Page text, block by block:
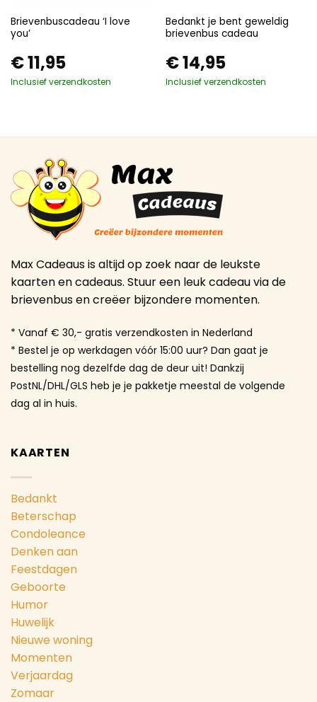
Brievenbuscadeau ‘I love
you’
€11,95
Inclusief verzendkosten
Bedankt je bent geweldig
brievenbus cadeau
€14,95
Inclusief verzendkosten
Max Cadeaus is altijd op zoek naar de leukste
kaarten en cadeaus. Stuur een leuk cadeau via de
brievenbus en creëer bijzondere momenten.
* Vanaf € 30,- gratis verzendkosten in Nederland
* Bestel je op werkdagen vóór 15:00 uur? Dan gaat je
bestelling nog dezelfde dag de deur uit! Dankzij
PostNL/DHL/GLS heb je je pakketje meestal de volgende
dag al in huis.
KAARTEN
Bedankt
Beterschap
Condoleance
Denken aan
Feestdagen
Geboorte
Humor
Huwelijk
Nieuwe woning
Momenten
Verjaardag
Zomaar